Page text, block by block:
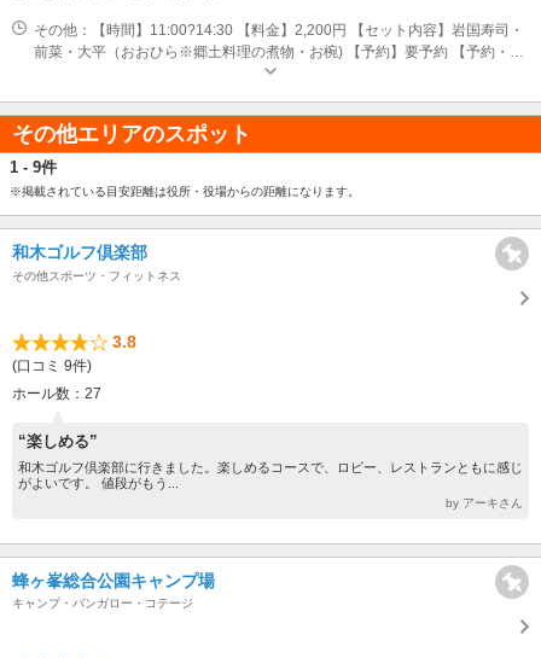
その他：【時間】11:00?14:30 【料金】2,200円 【セット内容】岩国寿司・
前菜・大平（おおひら※郷土料理の煮物・お椀) 【予約】要予約 【予約・お
問合せ】岩国国際観光ホテル 2 Fダイニング桜 TEL/0827-43-1111
その他エリアのスポット
1 - 9件
※掲載されている目安距離は役所・役場からの距離になります。
和木ゴルフ倶楽部
その他スポーツ・フィットネス
3.8
(口コミ 9件)
ホール数：27
“楽しめる”
和木ゴルフ倶楽部に行きました。楽しめるコースで、ロビー、レストランともに感じ
がよいです。 値段がもう...
by アーキさん
蜂ヶ峯総合公園キャンプ場
キャンプ・バンガロー・コテージ